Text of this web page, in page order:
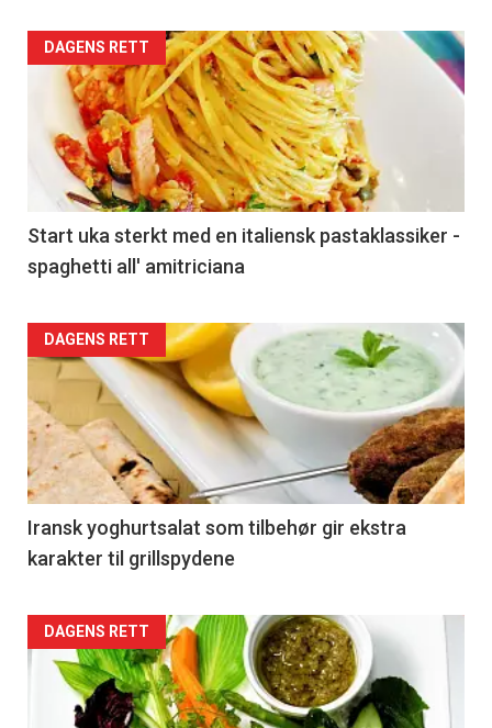
DAGENS RETT
Start uka sterkt med en italiensk pastaklassiker -
spaghetti all' amitriciana
DAGENS RETT
Iransk yoghurtsalat som tilbehør gir ekstra
karakter til grillspydene
DAGENS RETT